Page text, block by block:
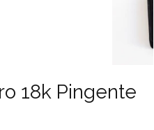
18k Pingente